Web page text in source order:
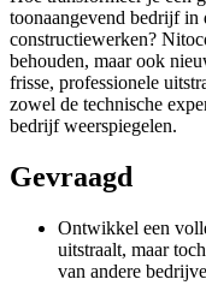
toonaangevend bedrijf in
constructiewerken?
behouden, maar ook
frisse, professionele
zowel de technische
bedrijf weerspiegelen.
Gevraagd
Ontwikkel een
uitstraalt, maar
van andere